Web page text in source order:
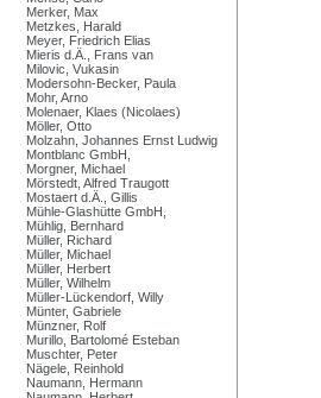
Merker, Max
Metzkes, Harald
Meyer, Friedrich Elias
Mieris d.Ä., Frans van
Milovic, Vukasin
Modersohn-Becker, Paula
Mohr, Arno
Molenaer, Klaes (Nicolaes)
Möller, Otto
Molzahn, Johannes Ernst Ludwig
Montblanc GmbH,
Morgner, Michael
Mörstedt, Alfred Traugott
Mostaert d.Ä., Gillis
Mühle-Glashütte GmbH,
Mühlig, Bernhard
Müller, Richard
Müller, Michael
Müller, Herbert
Müller, Wilhelm
Müller-Lückendorf, Willy
Münter, Gabriele
Münzner, Rolf
Murillo, Bartolomé Esteban
Muschter, Peter
Nägele, Reinhold
Naumann, Hermann